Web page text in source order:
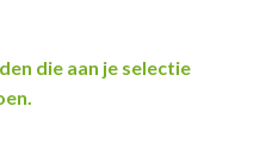
die aan je selectie